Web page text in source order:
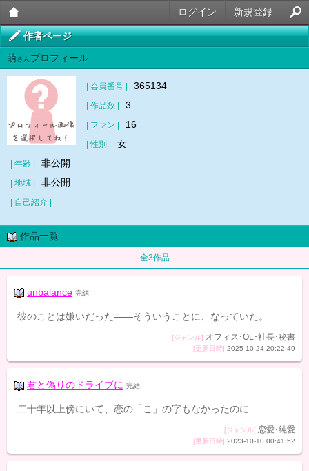
大人
のケ
能小
新規登録
ログイン
作者ページ
萌さん プロフィール
| 会員番号 | 365134
| 作品数 | 3
| ファン | 16
| 性別 | 女
| 年齢 | 非公開
| 地域 | 非公開
| 自己紹介 |
作品一覧
全3作品
unbalance 完結
彼のことは嫌いだった――そういうことに、なっていた。
[ジャンル] オフィス･OL･社長･秘書
[更新日時] 2025-10-24 20:22:49
君と偽りのドライブに 完結
二十年以上傍にいて、恋の「こ」の字もなかったのに
[ジャンル] 恋愛･純愛
[更新日時] 2023-10-10 00:41:52